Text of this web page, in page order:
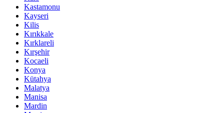
Kastamonu
Kayseri
Kilis
Kırıkkale
Kırklareli
Kırşehir
Kocaeli
Konya
Kütahya
Malatya
Manisa
Mardin